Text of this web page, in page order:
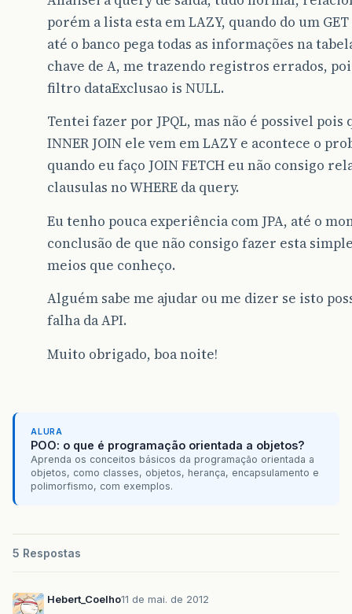
porém a lista esta em LAZY, quando do um GET
até o banco pega todas as informações na
chave de A, me trazendo registros errados,
filtro dataExclusao is NULL.
Tentei fazer por JPQL, mas não é possivel pois
INNER JOIN ele vem em LAZY e acontece o
quando eu faço JOIN FETCH eu não consigo
clausulas no WHERE da query.
Eu tenho pouca experiência com JPA, até o
conclusão de que não consigo fazer esta
meios que conheço.
Alguém sabe me ajudar ou me dizer se isto
falha da API.
Muito obrigado, boa noite!
ALURA
POO: o que é programação orientada a objetos?
Aprenda os conceitos básicos da programação orientada a
objetos, como classes, objetos, herança, encapsulamento e
polimorfismo, com exemplos.
5 Respostas
Hebert_Coelho11 de mai. de 2012